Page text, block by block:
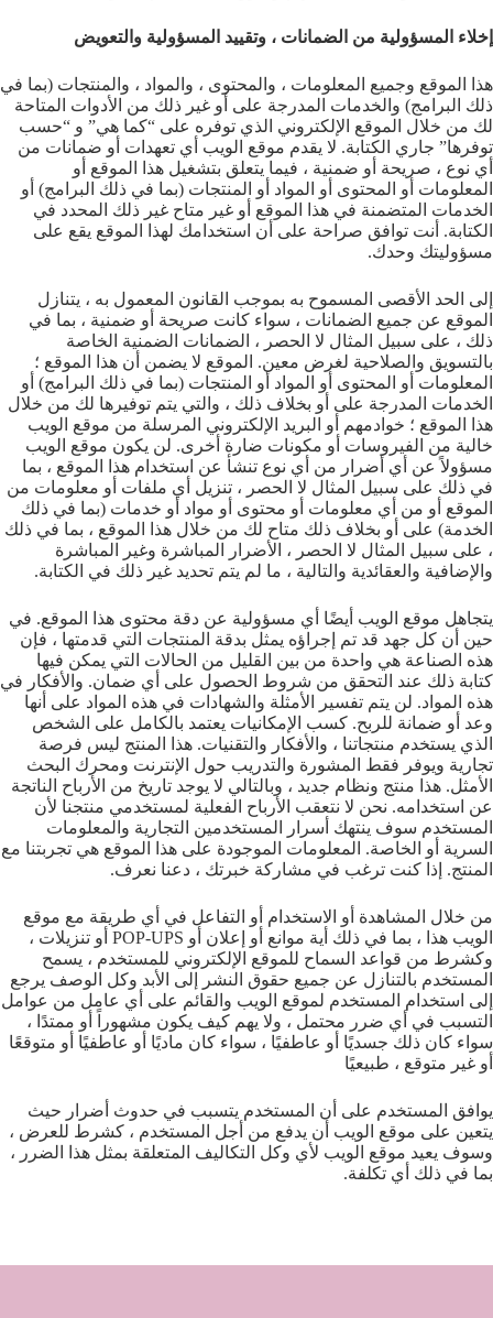
إخلاء المسؤولية من الضمانات ، وتقييد المسؤولية والتعويض
هذا الموقع وجميع المعلومات ، والمحتوى ، والمواد ، والمنتجات (بما في
ذلك البرامج) والخدمات المدرجة على أو غير ذلك من الأدوات المتاحة
لك من خلال الموقع الإلكتروني الذي توفره على “كما هي” و “حسب
توفرها” جاري الكتابة. لا يقدم موقع الويب أي تعهدات أو ضمانات من
أي نوع ، صريحة أو ضمنية ، فيما يتعلق بتشغيل هذا الموقع أو
المعلومات أو المحتوى أو المواد أو المنتجات (بما في ذلك البرامج) أو
الخدمات المتضمنة في هذا الموقع أو غير متاح غير ذلك المحدد في
الكتابة. أنت توافق صراحة على أن استخدامك لهذا الموقع يقع على
مسؤوليتك وحدك.
إلى الحد الأقصى المسموح به بموجب القانون المعمول به ، يتنازل
الموقع عن جميع الضمانات ، سواء كانت صريحة أو ضمنية ، بما في
ذلك ، على سبيل المثال لا الحصر ، الضمانات الضمنية الخاصة
بالتسويق والصلاحية لغرض معين. الموقع لا يضمن أن هذا الموقع ؛
المعلومات أو المحتوى أو المواد أو المنتجات (بما في ذلك البرامج) أو
الخدمات المدرجة على أو بخلاف ذلك ، والتي يتم توفيرها لك من خلال
هذا الموقع ؛ خوادمهم أو البريد الإلكتروني المرسلة من موقع الويب
خالية من الفيروسات أو مكونات ضارة أخرى. لن يكون موقع الويب
مسؤولاً عن أي أضرار من أي نوع تنشأ عن استخدام هذا الموقع ، بما
في ذلك على سبيل المثال لا الحصر ، تنزيل أي ملفات أو معلومات من
الموقع أو من أي معلومات أو محتوى أو مواد أو خدمات (بما في ذلك
الخدمة) على أو بخلاف ذلك متاح لك من خلال هذا الموقع ، بما في ذلك
، على سبيل المثال لا الحصر ، الأضرار المباشرة وغير المباشرة
والإضافية والعقائدية والتالية ، ما لم يتم تحديد غير ذلك في الكتابة.
يتجاهل موقع الويب أيضًا أي مسؤولية عن دقة محتوى هذا الموقع. في
حين أن كل جهد قد تم إجراؤه يمثل بدقة المنتجات التي قدمتها ، فإن
هذه الصناعة هي واحدة من بين القليل من الحالات التي يمكن فيها
كتابة ذلك عند التحقق من شروط الحصول على أي ضمان. والأفكار في
هذه المواد. لن يتم تفسير الأمثلة والشهادات في هذه المواد على أنها
وعد أو ضمانة للربح. كسب الإمكانيات يعتمد بالكامل على الشخص
الذي يستخدم منتجاتنا ، والأفكار والتقنيات. هذا المنتج ليس فرصة
تجارية ويوفر فقط المشورة والتدريب حول الإنترنت ومحرك البحث
الأمثل. هذا منتج ونظام جديد ، وبالتالي لا يوجد تاريخ من الأرباح الناتجة
عن استخدامه. نحن لا نتعقب الأرباح الفعلية لمستخدمي منتجنا لأن
المستخدم سوف ينتهك أسرار المستخدمين التجارية والمعلومات
السرية أو الخاصة. المعلومات الموجودة على هذا الموقع هي تجربتنا مع
المنتج. إذا كنت ترغب في مشاركة خبرتك ، دعنا نعرف.
من خلال المشاهدة أو الاستخدام أو التفاعل في أي طريقة مع موقع
الويب هذا ، بما في ذلك أية موانع أو إعلان أو POP-UPS أو تنزيلات ،
وكشرط من قواعد السماح للموقع الإلكتروني للمستخدم ، يسمح
المستخدم بالتنازل عن جميع حقوق النشر إلى الأبد وكل الوصف يرجع
إلى استخدام المستخدم لموقع الويب والقائم على أي عامل من عوامل
التسبب في أي ضرر محتمل ، ولا يهم كيف يكون مشهوراً أو ممتدًا ،
سواء كان ذلك جسديًا أو عاطفيًا ، سواء كان ماديًا أو عاطفيًا أو متوقعًا
أو غير متوقع ، طبيعيًا
يوافق المستخدم على أن المستخدم يتسبب في حدوث أضرار حيث
يتعين على موقع الويب أن يدفع من أجل المستخدم ، كشرط للعرض ،
وسوف يعيد موقع الويب لأي وكل التكاليف المتعلقة بمثل هذا الضرر ،
بما في ذلك أي تكلفة.